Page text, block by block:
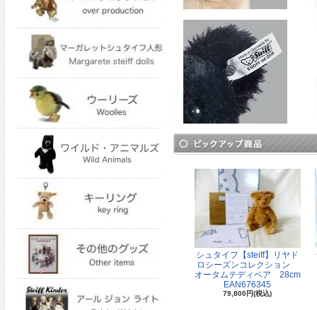
シュタイフ【steiff】リヤド
ロシーズンコレクション
オータムテディベア 28cm
EAN676345
79,800円(税込)